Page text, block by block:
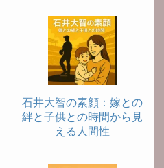
石井大智の素顔：嫁との
絆と子供との時間から見
える人間性